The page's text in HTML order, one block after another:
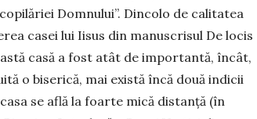
Domnu­lui”. Dincolo de calitatea
casei lui Iisus din manuscrisul De locis
casă a fost atât de impor­tantă, încât,
o biserică, mai există încă două indicii
se află la foarte mică distanță (în